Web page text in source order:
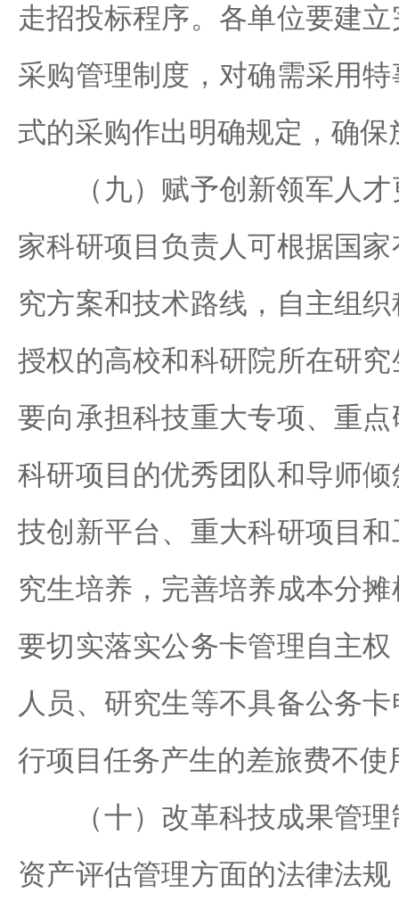
走招投标程序。各单位要建
采购管理制度，对确需采用
式的采购作出明确规定，确保
（九）赋予创新领军人才
家科研项目负责人可根据国
究方案和技术路线，自主组
授权的高校和科研院所在研
要向承担科技重大专项、重
科研项目的优秀团队和导师
技创新平台、重大科研项目
究生培养，完善培养成本分
要切实落实公务卡管理自主
人员、研究生等不具备公务
行项目任务产生的差旅费不使
（十）改革科技成果管理
资产评估管理方面的法律法